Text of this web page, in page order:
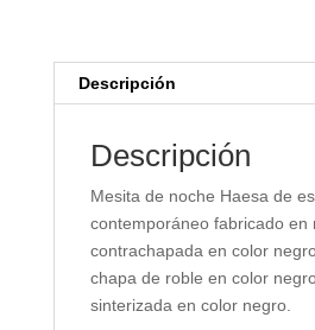
Descripción
Descripción
Mesita de noche Haesa de
contemporáneo fabricado en
contrachapada en color
chapa de roble en color
sinterizada en color negro.